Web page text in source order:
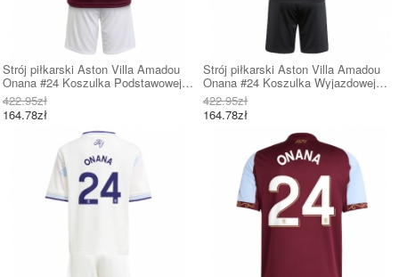
Strój piłkarski Aston Villa Amadou
Onana #24 Koszulka Podstawowej
dziecięce 2025-26 Krótki Rękaw (+
Krótkie spodenki)
422.95zł
164.78zł
Strój piłkarski Aston Villa Amadou
Onana #24 Koszulka Wyjazdowej
dziecięce 2025-26 Krótki Rękaw (+
Krótkie spodenki)
422.95zł
164.78zł